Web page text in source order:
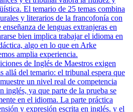
El temario de 25 temas combina
y literarios de la francofonía con
de lenguas extranjeras en
bien implica trabajar el idioma en
algo en lo que en Arke
amplia experiencia.
de Inglés de Maestros exigen
allá del temario: el tribunal espera que
un nivel real de competencia
inglés, ya que parte de la prueba se
en el idioma. La parte práctica
y expresión escrita en inglés, y el